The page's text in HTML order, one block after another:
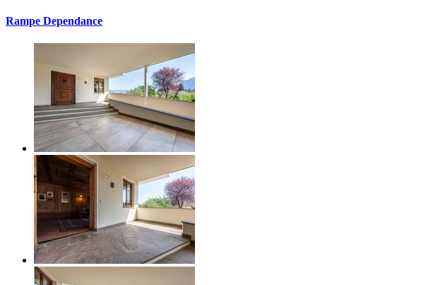
Rampe Dependance